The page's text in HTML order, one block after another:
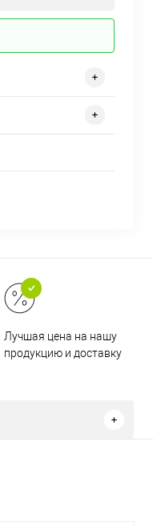
Лучшая цена на нашу
продукцию и доставку